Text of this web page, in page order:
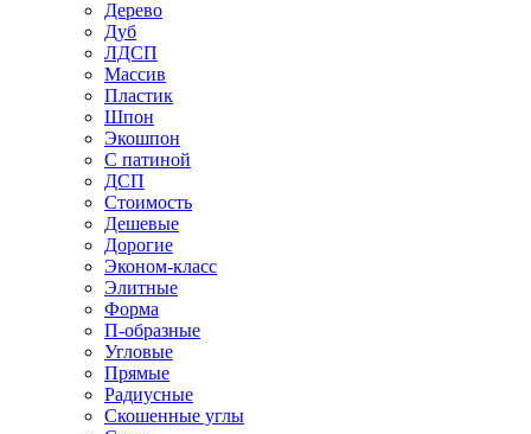
Дерево
Дуб
ЛДСП
Массив
Пластик
Шпон
Экошпон
С патиной
ДСП
Стоимость
Дешевые
Дорогие
Эконом-класс
Элитные
Форма
П-образные
Угловые
Прямые
Радиусные
Скошенные углы